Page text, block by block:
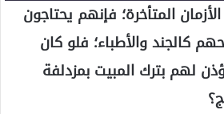
المتأخرة؛ فإنهم يحتاجون
كالجند والأطباء؛ فلو كان
لهم بترك المبيت بمزدلفة